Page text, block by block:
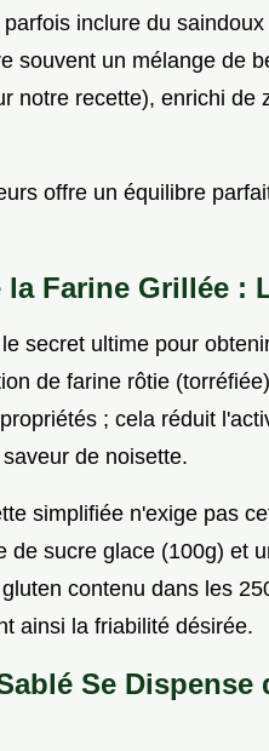
inclure du
souvent un mélange de
notre recette), enrichi
offre un équilibre
Farine Grillée :
secret ultime pour
de farine rôtie
; cela réduit
de noisette.
simplifiée n'exige pas
de sucre glace (100g) et
contenu dans les
ainsi la friabilité désirée.
Se